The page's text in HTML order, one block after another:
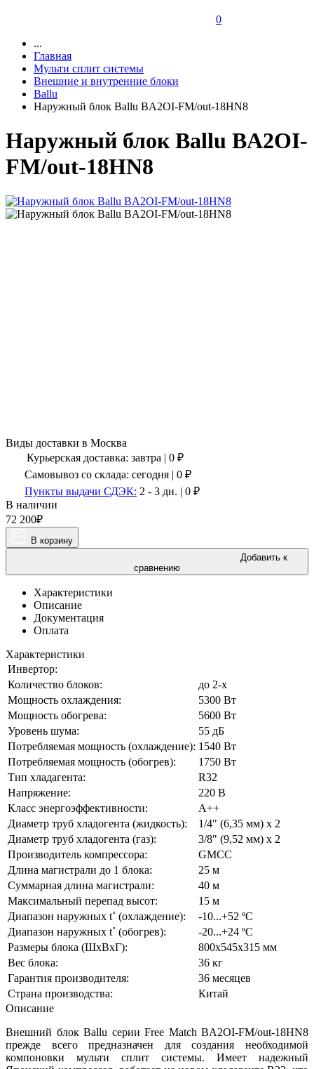
0
...
Главная
Мульти сплит системы
Внешние и внутренние блоки
Ballu
Наружный блок Ballu BA2OI-FM/out-18HN8
Наружный блок Ballu BA2OI-
FM/out-18HN8
Виды доставки в Москва
Курьерская доставка: завтра | 0 ₽
Самовывоз со склада: сегодня | 0 ₽
Пункты выдачи СДЭК: 2 - 3 дн. | 0 ₽
В наличии
72 200₽
В корзину
Добавить к
сравнению
Характеристики
Описание
Документация
Оплата
Характеристики
Инвертор:
Количество блоков:
до 2-х
Мощность охлаждения:
5300 Вт
Мощность обогрева:
5600 Вт
Уровень шума:
55 дБ
Потребляемая мощность (охлаждение): 1540 Вт
Потребляемая мощность (обогрев):
1750 Вт
Тип хладагента:
R32
Напряжение:
220 В
Класс энергоэффективности:
A++
Диаметр труб хладогента (жидкость):
1/4" (6,35 мм) х 2
Диаметр труб хладогента (газ):
3/8" (9,52 мм) х 2
Производитель компрессора:
GMCC
Длина магистрали до 1 блока:
25 м
Суммарная длина магистрали:
40 м
Максимальный перепад высот:
15 м
Диапазон наружных t˚ (охлаждение):
-10...+52 ºС
Диапазон наружных t˚ (обогрев):
-20...+24 ºС
Размеры блока (ШхВхГ):
800х545х315 мм
Вес блока:
36 кг
Гарантия производителя:
36 месяцев
Страна производства:
Китай
Описание
Внешний блок Ballu серии Free Match BA2OI-FM/out-18HN8
прежде всего предназначен для создания необходимой
компоновки мульти сплит системы. Имеет надежный